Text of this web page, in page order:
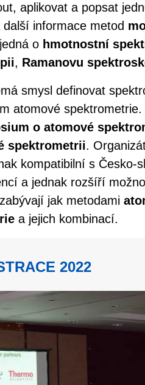
aplikovat a popsat
informace metod
o hmotnostní
, Ramanovu
smysl definovat
atomové
o atomové
spektrometrii.
kompatibilní s Česko-
a jednak rozšíří
jak metodami
a jejich kombinací.
2022